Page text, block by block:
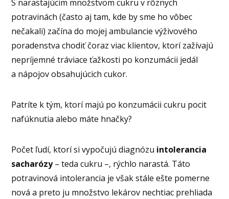
S narastajúcim množstvom cukru v rôznych
potravinách (často aj tam, kde by sme ho vôbec
nečakali) začína do mojej ambulancie výživového
poradenstva chodiť čoraz viac klientov, ktorí zažívajú
nepríjemné tráviace ťažkosti po konzumácii jedál
a nápojov obsahujúcich cukor.
Patríte k tým, ktorí majú po konzumácii cukru pocit
nafúknutia alebo máte hnačky?
Počet ľudí, ktorí si vypočujú diagnózu intolerancia
sacharózy– teda cukru –, rýchlo narastá. Táto
potravinová intolerancia je však stále ešte pomerne
nová a preto ju množstvo lekárov nechtiac prehliada